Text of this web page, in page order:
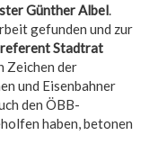
Günther Albel.
ge­funden und zur
Stadtrat
Zeichen der
und Eisenbahner
den ÖBB-
haben, betonen